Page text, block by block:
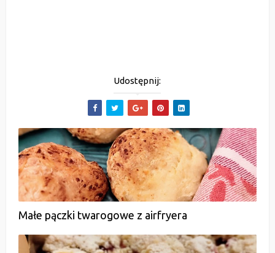
Udostępnij:
Małe pączki twarogowe z airfryera